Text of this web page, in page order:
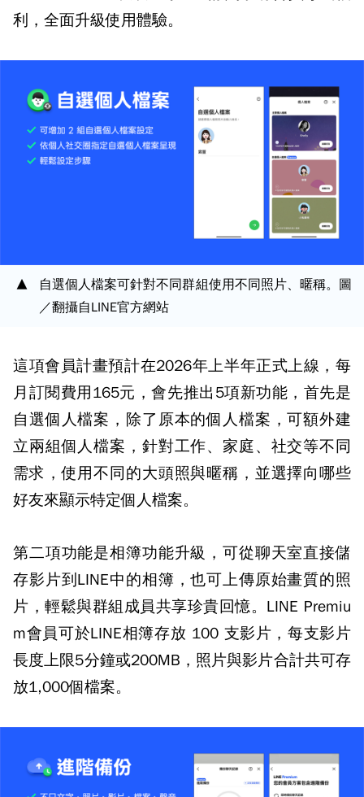
利，全面升級使用體驗。
自選個人檔案可針對不同群組使用不同照片、暱稱。圖
／翻攝自LINE官方網站
這項會員計畫預計在2026年上半年正式上線，每
月訂閱費用165元，會先推出5項新功能，首先是
自選個人檔案，除了原本的個人檔案，可額外建
立兩組個人檔案，針對工作、家庭、社交等不同
需求，使用不同的大頭照與暱稱，並選擇向哪些
好友來顯示特定個人檔案。
第二項功能是相簿功能升級，可從聊天室直接儲
存影片到LINE中的相簿，也可上傳原始畫質的照
片，輕鬆與群組成員共享珍貴回憶。LINE Premiu
m會員可於LINE相簿存放 100 支影片，每支影片
長度上限5分鐘或200MB，照片與影片合計共可存
放1,000個檔案。